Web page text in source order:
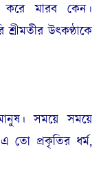
মারব কেন।
উৎকণ্ঠাকে
সময়ে সময়ে
তো প্রকৃতির ধর্ম,